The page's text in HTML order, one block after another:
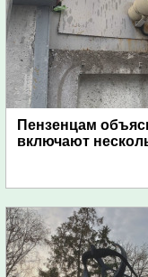
Пензенцам
включают